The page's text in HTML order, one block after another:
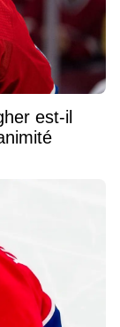
est-il